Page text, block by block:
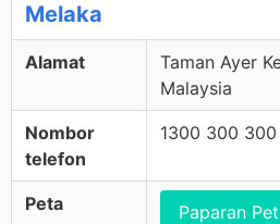
Melaka
Alamat
Taman Ayer
Malaysia
Nombor
telefon
1300 300 300
Peta Paparan